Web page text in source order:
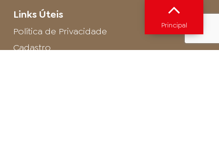
Links Úteis
Política de Privacidade
Cadastro
Principal